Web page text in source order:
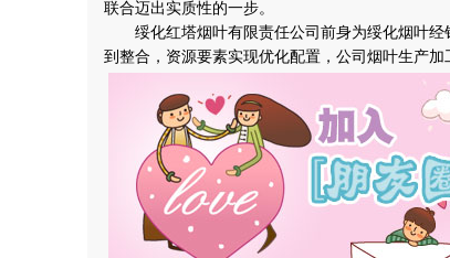
联合迈出实质性的一步。
绥化红塔烟叶有限责任公司前身为绥化烟叶经
到整合，资源要素实现优化配置，公司烟叶生产